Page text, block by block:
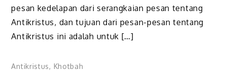
pesan kedelapan dari serangkaian pesan tentang
Antikristus, dan tujuan dari pesan-pesan tentang
Antikristus ini adalah untuk […]
Antikristus, Khotbah